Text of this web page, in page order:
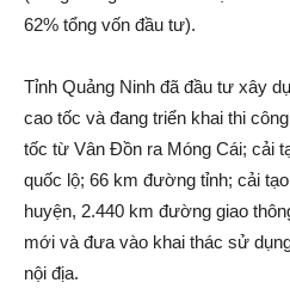
62% tổng vốn đầu tư).
Tỉnh Quảng Ninh đã đầu tư xây
cao tốc và đang triển khai thi
tốc từ Vân Đồn ra Móng Cái; cải
quốc lộ; 66 km đường tỉnh; cải
huyện, 2.440 km đường giao
mới và đưa vào khai thác sử
nội địa.